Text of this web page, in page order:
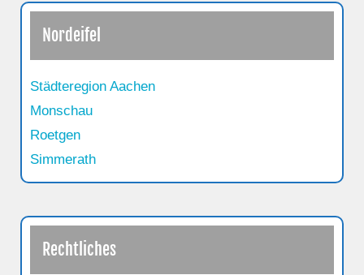
Nordeifel
Städteregion Aachen
Monschau
Roetgen
Simmerath
Rechtliches